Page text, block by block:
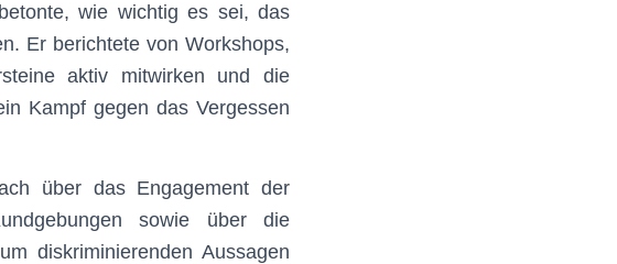
wie wichtig es sei, das
Er berichtete von Workshops,
aktiv mitwirken und die
Kampf gegen das Vergessen
über das Engagement der
sowie über die
diskriminierenden Aussagen